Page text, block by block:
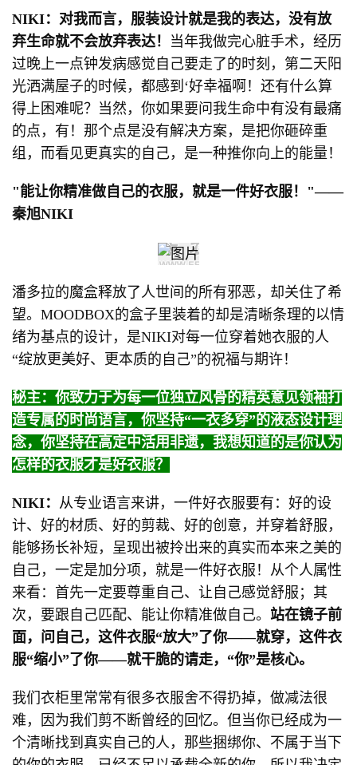
NIKI： 对我而言，服装设计就是我的表达，没有放
弃生命就不会放弃表达！ 当年我做完心脏手术，经历
过晚上一点钟发病感觉自己要走了的时刻，第二天阳
光洒满屋子的时候，都感到‘好幸福啊！还有什么算
得上困难呢？当然，你如果要问我生命中有没有最痛
的点，有！那个点是没有解决方案，是把你砸碎重
组，而看见更真实的自己，是一种推你向上的能量！
"能让你精准做自己的衣服，就是一件好衣服！"——
秦旭NIKI
潘多拉的魔盒释放了人世间的所有邪恶，却关住了希
望。MOODBOX的盒子里装着的却是清晰条理的以情
绪为基点的设计，是NIKI对每一位穿着她衣服的人
“绽放更美好、更本质的自己”的祝福与期许！
秘主：你致力于为每一位独立风骨的精英意见领袖打
造专属的时尚语言，你坚持“一衣多穿”的液态设计理
念，你坚持在高定中活用非遗，我想知道的是你认为
怎样的衣服才是好衣服？
NIKI： 从专业语言来讲，一件好衣服要有：好的设
计、好的材质、好的剪裁、好的创意，并穿着舒服，
能够扬长补短，呈现出被拎出来的真实而本来之美的
自己，一定是加分项，就是一件好衣服！从个人属性
来看：首先一定要尊重自己、让自己感觉舒服；其
次，要跟自己匹配、能让你精准做自己。 站在镜子前
面，问自己，这件衣服“放大”了你——就穿，这件衣
服“缩小”了你——就干脆的请走，“你”是核心。
我们衣柜里常常有很多衣服舍不得扔掉，做减法很
难，因为我们剪不断曾经的回忆。但当你已经成为一
个清晰找到真实自己的人，那些捆绑你、不属于当下